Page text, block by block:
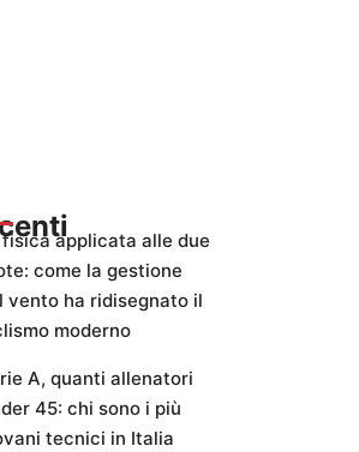
fisica applicata alle due
come la gestione
vento ha ridisegnato il
moderno
A, quanti allenatori
45: chi sono i più
tecnici in Italia